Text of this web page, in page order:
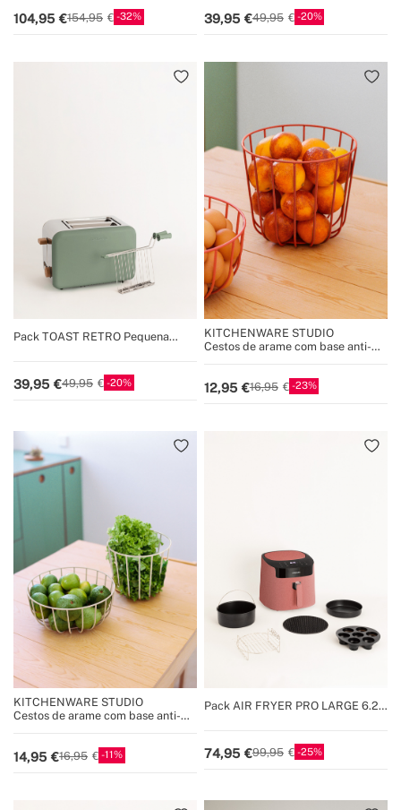
104,95 154,95 32
Sanduíches
39,95 49,95 20
Pack TOAST RETRO Pequena
Sanduíches
39,95 49,95 20
KITCHENWARE STUDIO
Cestos de arame com base anti-
12,95 16,95 23
KITCHENWARE STUDIO
Cestos de arame com base anti-
14,95 16,95 11
Pack AIR FRYER PRO LARGE 6.2 L
74,95 99,95 25